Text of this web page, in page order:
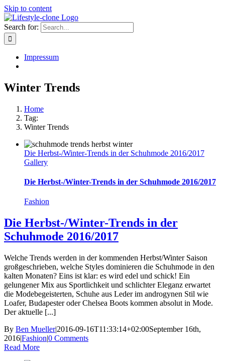
Skip to content
Search for:
Impressum
Winter Trends
Home
Tag:
Winter Trends
Die Herbst-/Winter-Trends in der Schuhmode 2016/2017
Gallery
Die Herbst-/Winter-Trends in der Schuhmode 2016/2017
Fashion
Die Herbst-/Winter-Trends in der
Schuhmode 2016/2017
Welche Trends werden in der kommenden Herbst/Winter Saison
großgeschrieben, welche Styles dominieren die Schuhmode in den
kalten Monaten? Eins ist klar: es wird edel und schick! Ein
gelungener Mix aus Sportlichkeit und schlichter Eleganz erwartet
die Modebegeisterten, Schuhe aus Leder im androgynen Stil wie
Loafer, Budapester oder Chelsea Boots kommen absolut in Mode.
Der aktuelle [...]
By Ben Mueller|2016-09-16T11:33:14+02:00September 16th,
2016|Fashion|0 Comments
Read More